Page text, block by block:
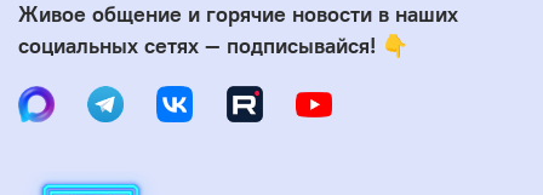
Живое общение и горячие новости в наших
социальных сетях — подписывайся! 👇